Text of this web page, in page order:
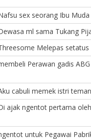
sex seorang Ibu Muda
ml sama Tukang
Melepas setatus
Perawan gadis
cabuli memek istri
ajak ngentot pertama
untuk Pegawai